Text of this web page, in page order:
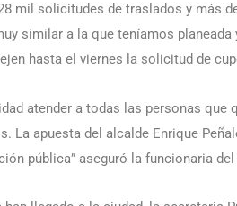
mil solicitudes de traslados y más
similar a la que teníamos planeada
hasta el viernes la solicitud de
atender a todas las personas que
La apuesta del alcalde Enrique
pública” aseguró la funcionaria